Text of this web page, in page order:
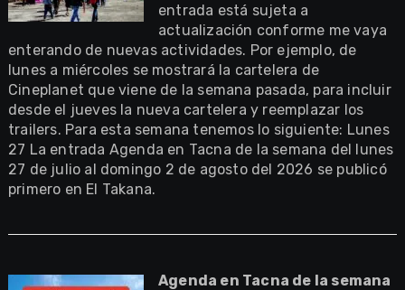
entrada está sujeta a
actualización conforme me vaya
enterando de nuevas actividades. Por ejemplo, de
lunes a miércoles se mostrará la cartelera de
Cineplanet que viene de la semana pasada, para incluir
desde el jueves la nueva cartelera y reemplazar los
trailers. Para esta semana tenemos lo siguiente: Lunes
27 La entrada Agenda en Tacna de la semana del lunes
27 de julio al domingo 2 de agosto del 2026 se publicó
primero en El Takana.
Agenda en Tacna de la semana